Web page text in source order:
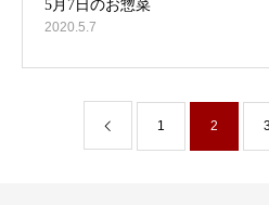
2020.5.7
1 2